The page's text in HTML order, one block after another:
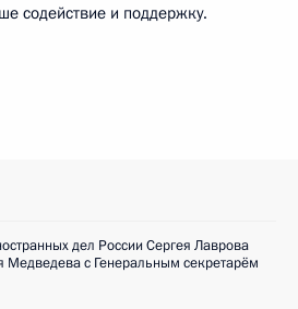
содействие и поддержку.
дел России Сергея Лаврова
Медведева с Генеральным секретарём